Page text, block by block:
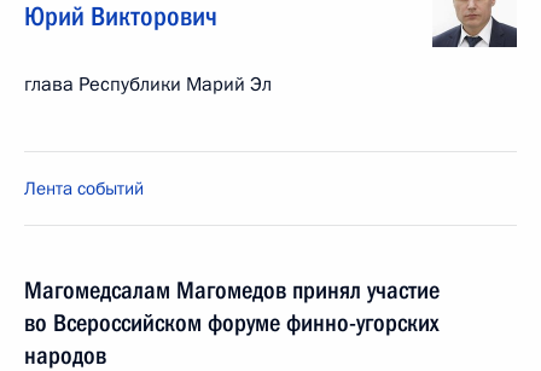
Юрий Викторович
глава Республики Марий Эл
Лента событий
Магомедсалам Магомедов принял участие
во Всероссийском форуме финно-угорских
народов